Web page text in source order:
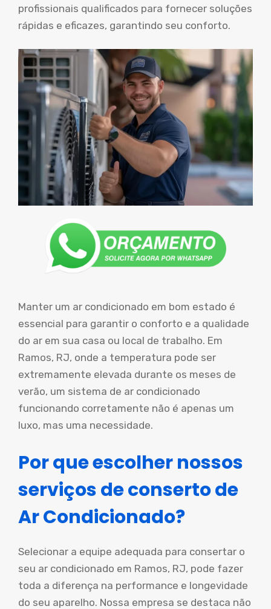
profissionais qualificados para fornecer soluções
rápidas e eficazes, garantindo seu conforto.
Manter um ar condicionado em bom estado é
essencial para garantir o conforto e a qualidade
do ar em sua casa ou local de trabalho. Em
Ramos, RJ, onde a temperatura pode ser
extremamente elevada durante os meses de
verão, um sistema de ar condicionado
funcionando corretamente não é apenas um
luxo, mas uma necessidade.
Por que escolher nossos
serviços de conserto de
Ar Condicionado?
Selecionar a equipe adequada para consertar o
seu ar condicionado em Ramos, RJ, pode fazer
toda a diferença na performance e longevidade
do seu aparelho. Nossa empresa se destaca não